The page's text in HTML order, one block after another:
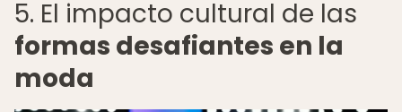
5. El impacto cultural de las
formas desafiantes en la
moda